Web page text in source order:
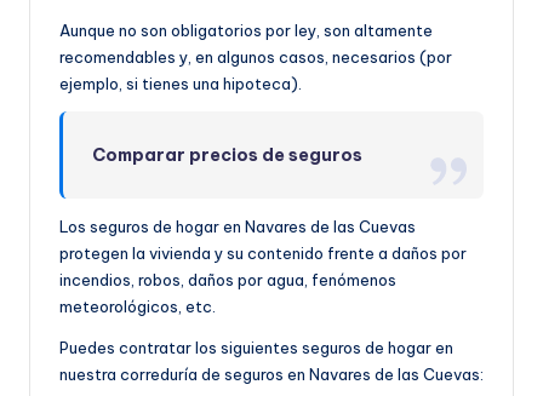
Aunque no son obligatorios por ley, son altamente
recomendables y, en algunos casos, necesarios (por
ejemplo, si tienes una hipoteca).
Comparar precios de seguros
Los seguros de hogar en Navares de las Cuevas
protegen la vivienda y su contenido frente a daños por
incendios, robos, daños por agua, fenómenos
meteorológicos, etc.
Puedes contratar los siguientes seguros de hogar en
nuestra correduría de seguros en Navares de las Cuevas: